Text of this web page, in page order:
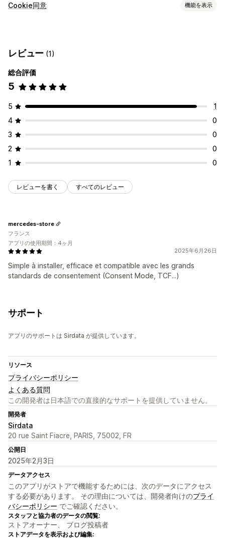
Cookie同意 機能を表示
アクセシビリティのコンプライアンス
同意の期限切れ データ管理
規則
CCPA eプライバシー GDPR
レビュー (1)
総合評価
5
5
1
4
0
3
0
2
0
1
0
レビューを書く すべてのレビュー
2025年6月26日
Simple à installer, efficace et compatible avec les grands
standards de consentement (Consent Mode, TCF...)
mercedes-store
フランス
アプリの使用期間：4ヶ月
サポート
アプリのサポートは Sirdata が提供しています。
リソース
プライバシーポリシー
よくある質問
この開発者は日本語での直接的なサポートを提供していません。
開発者
Sirdata
20 rue Saint Fiacre, PARIS, 75002, FR
公開日
2025年2月3日
データアクセス
このアプリがストアで機能するためには、次のデータにアクセス
する必要があります。 その理由については、開発者向けのプライ
バシーポリシー でご確認ください。
スタッフと協力者のデータの閲覧:
ストアオーナー、 ブログ投稿者
ストアデータを表示および編集: